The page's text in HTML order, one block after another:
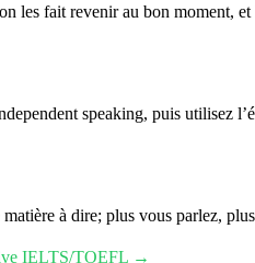
les fait revenir au bon moment,
speaking, puis utilisez
à dire; plus vous parlez,
IELTS/TOEFL →